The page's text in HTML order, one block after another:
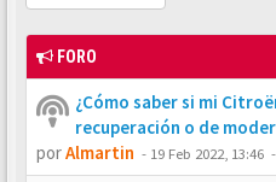
FORO
¿Cómo saber si mi
recuperación o de
porAlmartin - 19 Feb 2022, 13:46